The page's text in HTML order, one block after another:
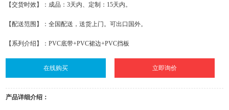
【交货时效】：成品：3天内、定制：15天内。
【配送范围】：全国配送，送货上门。可出口国外。
【系列介绍】：PVC底带+PVC裙边+PVC挡板
在线购买 立即询价
产品详细介绍：